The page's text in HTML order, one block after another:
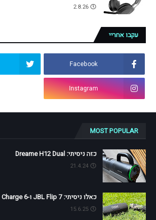
2.8.26
עקבו אחריי
Facebook
Instagram
MOST POPULAR
כזה ניסיתי: Dreame H12 Dual
21.4.24
כאלו ניסיתי: JBL Flip 7 ו-Charge 6
15.6.25